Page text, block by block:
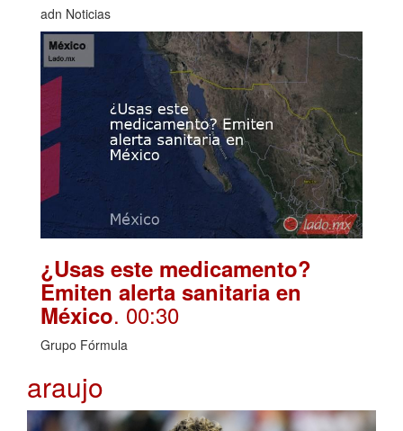
adn Noticias
¿Usas este medicamento?
Emiten alerta sanitaria en
México. 00:30
Grupo Fórmula
araujo